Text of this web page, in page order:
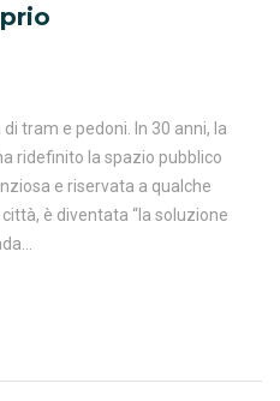
tram e pedoni. In 30 anni, la
ridefinito la spazio pubblico
e riservata a qualche
è diventata “la soluzione